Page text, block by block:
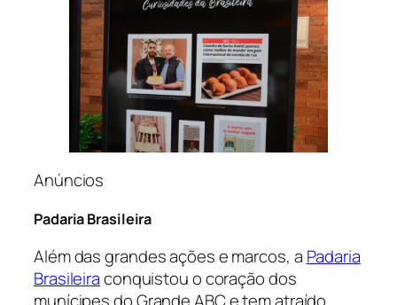
Anúncios
Padaria Brasileira
Além das grandes ações e marcos, a Padaria
Brasileiraconquistou o coração dos